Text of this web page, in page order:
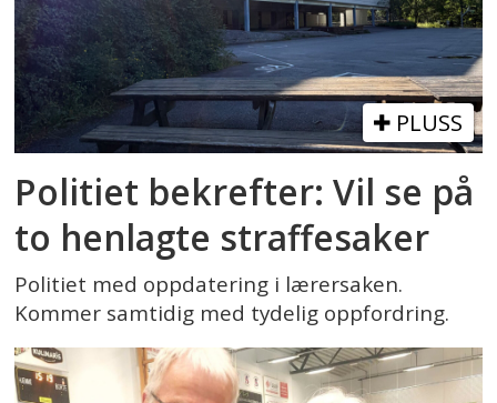
PLUSS
Politiet bekrefter: Vil se på
to henlagte straffesaker
Politiet med oppdatering i lærersaken.
Kommer samtidig med tydelig oppfordring.